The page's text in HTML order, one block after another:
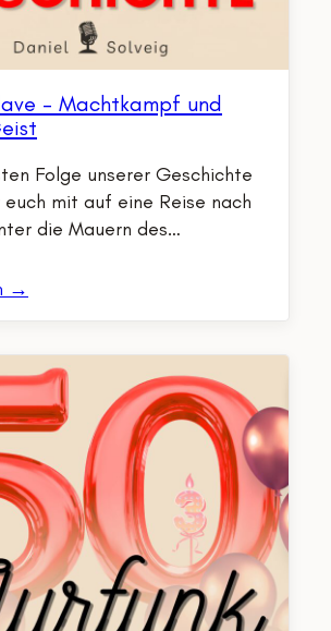
– Machtkampf und
Folge unserer Geschichte
euch mit auf eine Reise nach
die Mauern des…
→